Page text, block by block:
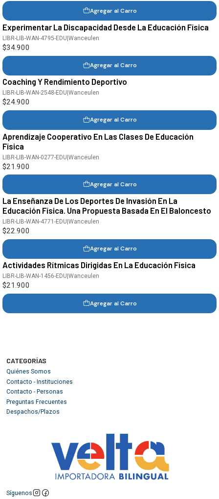
Agregar al Carro
Experimentar La Discapacidad Desde La Educación Física
LIBR-LIB-WAN-4795-EDU|Wanceulen
$34.900
Agregar al Carro
Coaching Y Rendimiento Deportivo
LIBR-LIB-WAN-2548-EDU |Wanceulen
$24.900
Agregar al Carro
Aprendizaje Cooperativo En Las Clases De Educación
Física
LIBR-LIB-WAN-0277-EDU|Wanceulen
$21.900
Agregar al Carro
La Enseñanza De Los Deportes De Invasión En La
Educación Física. Una Propuesta Basada En El Baloncesto
LIBR-LIB-WAN-4771-EDU |Wanceulen
$22.900
Agregar al Carro
Actividades Rítmicas Dirigidas En La Educación Física
LIBR-LIB-WAN-1456-EDU |Wanceulen
$21.900
Agregar al Carro
CATEGORÍAS
Quiénes Somos
Contacto - Instituciones
Contacto - Personas
Preguntas Frecuentes
Despachos/Plazos
Síguenos